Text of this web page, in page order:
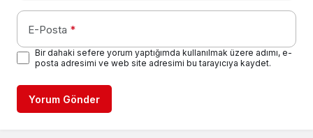
E-Posta *
Bir dahaki sefere yorum yaptığımda kullanılmak üzere adımı, e-
posta adresimi ve web site adresimi bu tarayıcıya kaydet.
Yorum Gönder